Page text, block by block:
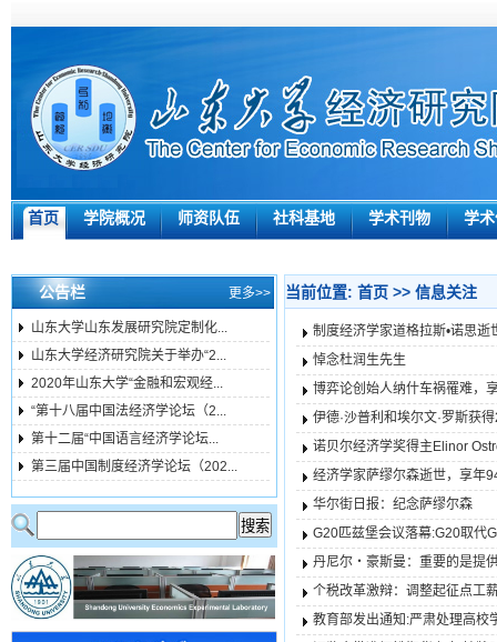
首页 学院概况 师资队伍 社科基地 学术刊物 学
公告栏 更多>>
山东大学山东发展研究院定制化...
山东大学经济研究院关于举办“2...
2020年山东大学“金融和宏观经...
“第十八届中国法经济学论坛（2...
第十二届“中国语言经济学论坛...
第三届中国制度经济学论坛（202...
当前位置: 首页 >> 信息关注
制度经济学家道格拉斯•诺思逝
悼念杜润生先生
博弈论创始人纳什车祸罹难，
伊德·沙普利和埃尔文·罗斯获
诺贝尔经济学奖得主Elinor
经济学家萨缪尔森逝世，享年
华尔街日报：纪念萨缪尔森
G20匹兹堡会议落幕:G20取代
丹尼尔・豪斯曼：重要的是提
个税改革激辩：调整起征点工
教育部发出通知:严肃处理高校